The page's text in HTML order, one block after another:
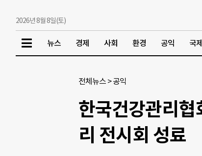
2026년 8월 8일(토)
뉴스 경제 사회 환경 공익 국제
전체뉴스 >공익
한국건강관리
리 전시회 성료